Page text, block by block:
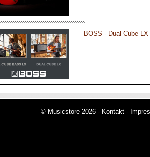
BOSS - Dual Cube
© Musicstore 2026 - Kontakt -